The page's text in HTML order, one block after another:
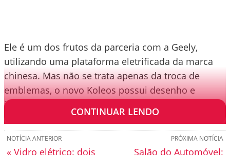
Ele é um dos frutos da parceria com a Geely,
utilizando uma plataforma eletrificada da marca
chinesa. Mas não se trata apenas da troca de
emblemas, o novo Koleos possui desenho e
interior seguindo a identidade visual da Renault.
CONTINUAR LENDO
PRÓXIMA NOTÍCIA
Salão do Automóvel:
NOTÍCIA ANTERIOR
« Vidro elétrico: dois